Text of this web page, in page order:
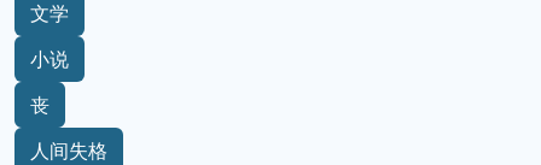
文学
小说
丧
人间失格